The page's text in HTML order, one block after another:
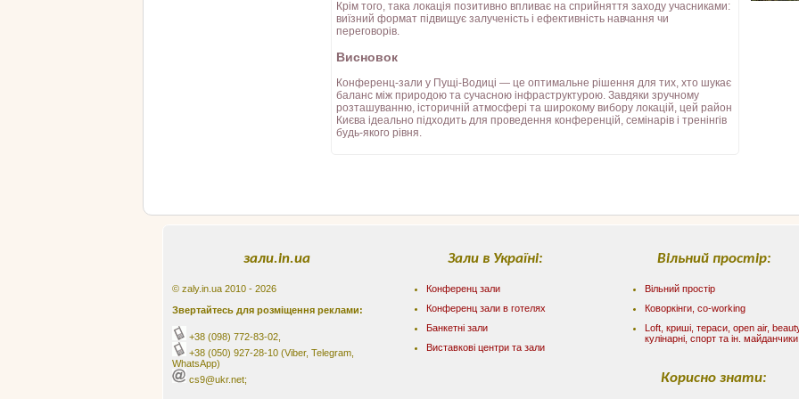
Крім того, така локація позитивно впливає на сприйняття заходу учасниками:
виїзний формат підвищує залученість і ефективність навчання чи
переговорів.
Висновок
Конференц-зали у Пущі-Водиці — це оптимальне рішення для тих, хто шукає
баланс між природою та сучасною інфраструктурою. Завдяки зручному
розташуванню, історичній атмосфері та широкому вибору локацій, цей район
Києва ідеально підходить для проведення конференцій, семінарів і тренінгів
будь-якого рівня.
зали.in.ua
© zaly.in.ua 2010 - 2026
Звертайтесь для розміщення реклами:
+38 (098) 772-83-02
+38 (050) 927-28-10 (Viber, Telegram,
WhatsApp)
cs9@ukr.net;
Зали в Україні:
Конференц зали
Конференц зали в готелях
Банкетні зали
Виставкові центри та зали
Вільний простір:
Вільний простір
Коворкінги, co-working
Loft, криші, тераси, оpen air,
кулінарні, спорт та ін. майданчики
Корисно знати: